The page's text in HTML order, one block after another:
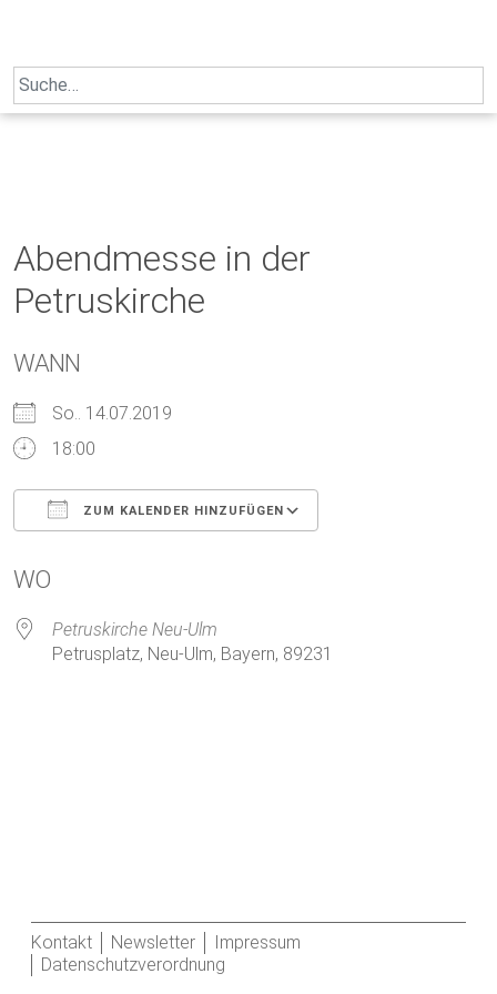
Search
for:
Abendmesse in der
Petruskirche
WANN
So.. 14.07.2019
18:00
ZUM KALENDER HINZUFÜGEN
WO
Petruskirche Neu-Ulm
Petrusplatz, Neu-Ulm, Bayern, 89231
Kontakt Newsletter
Impressum
Datenschutzverordnung